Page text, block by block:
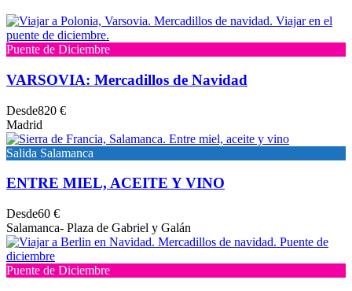
Puente de Diciembre
VARSOVIA: Mercadillos de Navidad
Desde820 €
Madrid
Salida Salamanca
ENTRE MIEL, ACEITE Y VINO
Desde60 €
Salamanca- Plaza de Gabriel y Galán
Puente de Diciembre